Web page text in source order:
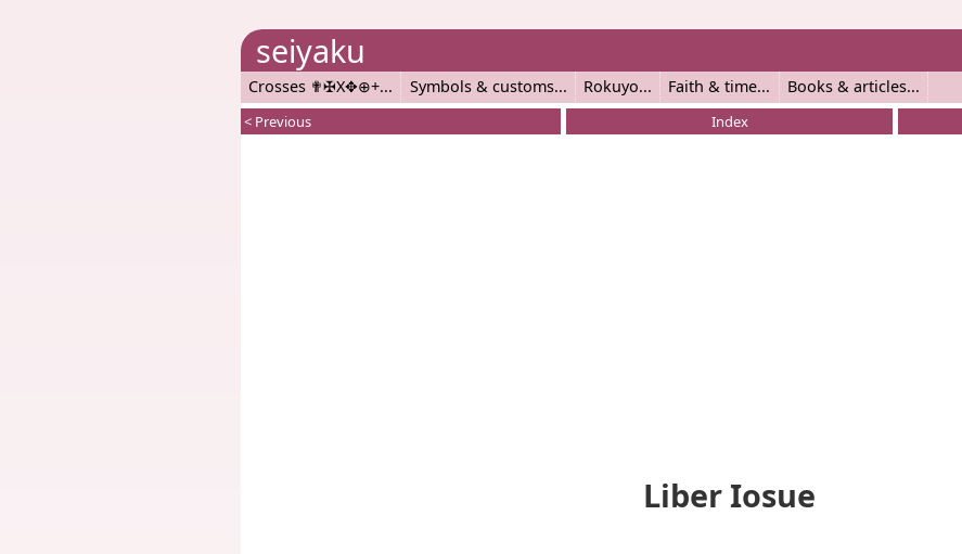
seiyaku
Crosses ✟✠X✥⊕+ Symbols & customs Rokuyo Faith & time Books & articles
< Previous Index
Liber Iosue